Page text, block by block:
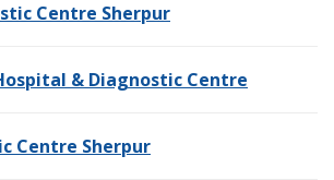
Centre Sherpur
& Diagnostic Centre
Centre Sherpur